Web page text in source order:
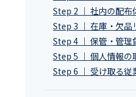
Step 2 ｜ 社内の配布
Step 3 ｜ 在庫・欠品
Step 4 ｜ 保管・管理
Step 5 ｜ 個人情報の
Step 6 ｜ 受け取る